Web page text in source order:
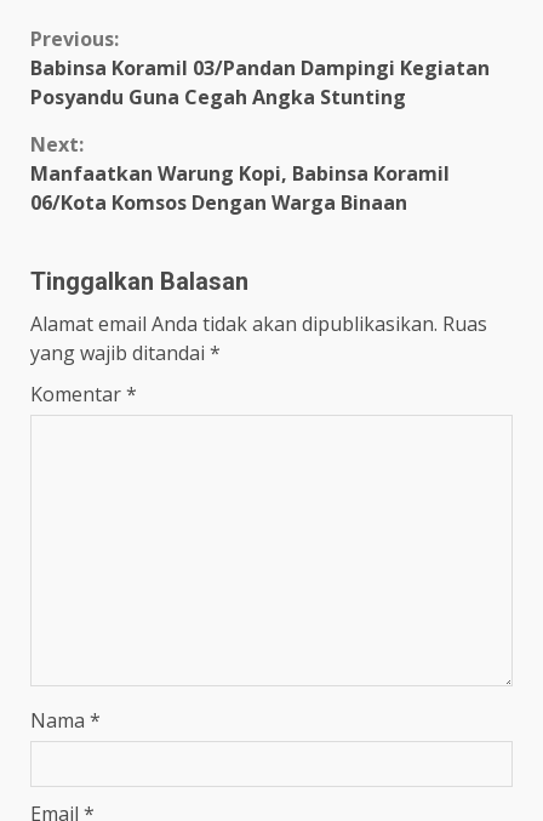
Continue
Reading
Previous:
Babinsa Koramil 03/Pandan Dampingi Kegiatan
Posyandu Guna Cegah Angka Stunting
Next:
Manfaatkan Warung Kopi, Babinsa Koramil
06/Kota Komsos Dengan Warga Binaan
Tinggalkan Balasan
Alamat email Anda tidak akan dipublikasikan. Ruas
yang wajib ditandai *
Komentar*
Nama *
Email *